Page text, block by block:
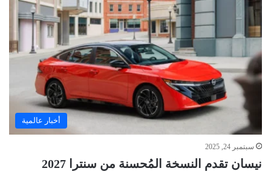
أخبار عالمية
سبتمبر 24, 2025
نيسان تقدم النسخة المُحسنة من سنترا 2027